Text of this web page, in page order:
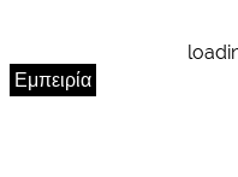
Εμπειρία